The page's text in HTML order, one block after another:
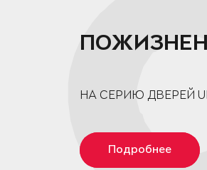
НА СЕРИЮ ДВЕРЕЙ
Подробнее